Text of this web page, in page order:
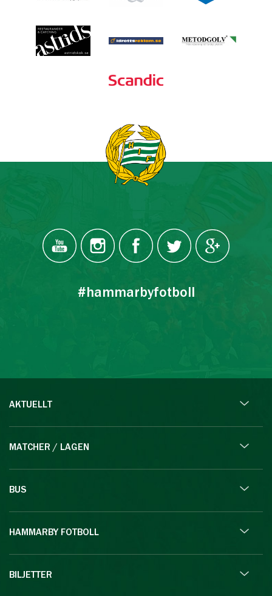
#hammarbyfotboll
AKTUELLT
MATCHER / LAGEN
BUS
HAMMARBY FOTBOLL
BILJETTER